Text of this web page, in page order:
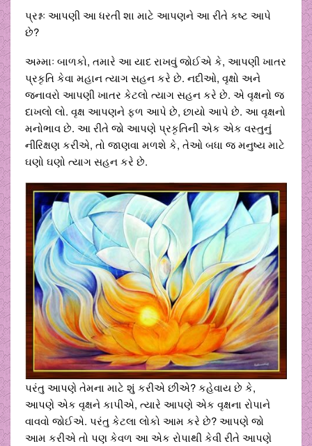
પ્રશ્નઃ આપણી આ ધરતી શા માટે આપણને આ રીતે કષ્ટ આપે
છે?
અમ્માઃ બાળકો, તમારે આ યાદ રાખવું જોઈએ કે, આપણી ખાતર
પ્રકૃતિ કેવા મહાન ત્યાગ સહન કરે છે. નદીઓ, વૃક્ષો અને
જનાવરો આપણી ખાતર કેટલો ત્યાગ સહન કરે છે. એ વૃક્ષનો જ
દાખલો લો. વૃક્ષ આપણને ફળ આપે છે, છાયો આપે છે. આ વૃક્ષનો
મનોભાવ છે. આ રીતે જો આપણે પ્રકૃતિની એક એક વસ્તુનું
નીરિક્ષણ કરીએ, તો જાણવા મળશે કે, તેઓ બધા જ મનુષ્ય માટે
ઘણો ઘણો ત્યાગ સહન કરે છે.
પરંતુ આપણે તેમના માટે શું કરીએ છીએ? કહેવાય છે કે,
આપણે એક વૃક્ષને કાપીએ, ત્યારે આપણે એક વૃક્ષના રોપાને
વાવવો જોઈએ. પરંતુ કેટલા લોકો આમ કરે છે? આપણે જો
આમ કરીએ તો પણ કેવળ આ એક રોપાથી કેવી રીતે આપણે